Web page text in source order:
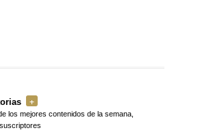
los mejores contenidos de la semana,